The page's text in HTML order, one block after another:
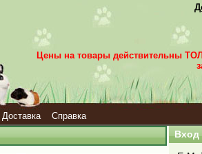
Цены на товары действительны
Доставка Справка
Вход